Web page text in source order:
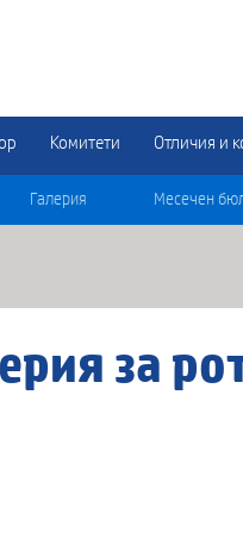
Комитети Отличия и
Галерия Месечен
за